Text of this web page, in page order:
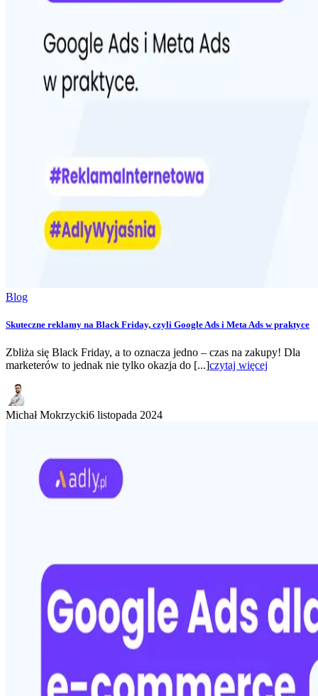
Blog
Skuteczne reklamy na Black Friday, czyli Google Ads i Meta Ads w praktyce
Zbliża się Black Friday, a to oznacza jedno – czas na zakupy! Dla
marketerów to jednak nie tylko okazja do [...]czytaj więcej
Michał Mokrzycki6 listopada 2024